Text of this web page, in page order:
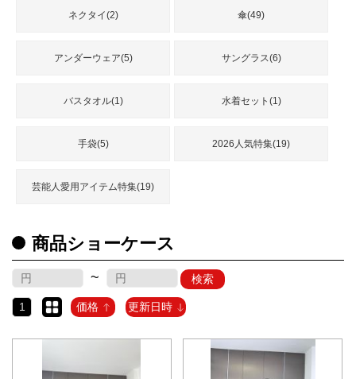
ネクタイ(2) 傘(49)
アンダーウェア(5) サングラス(6)
バスタオル(1) 水着セット(1)
手袋(5) 2026人気特集(19)
芸能人愛用アイテム特集(19)
商品ショーケース
~ 検索
1 価格 更新日時